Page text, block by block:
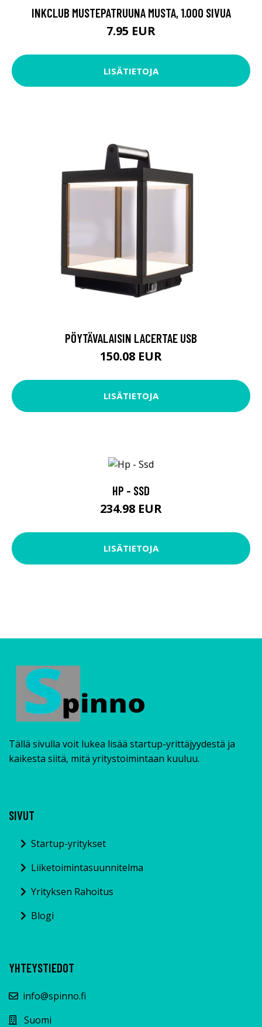
INKCLUB MUSTEPATRUUNA MUSTA, 1.000 SIVUA
7.95 EUR
LISÄTIETOJA
PÖYTÄVALAISIN LACERTAE USB
150.08 EUR
LISÄTIETOJA
HP - SSD
234.98 EUR
LISÄTIETOJA
Tällä sivulla voit lukea lisää startup-yrittäjyydestä ja
kaikesta siitä, mitä yritystoimintaan kuuluu.
SIVUT
Startup-yritykset
Liiketoimintasuunnitelma
Yrityksen Rahoitus
Blogi
YHTEYSTIEDOT
info@spinno.fi
Suomi